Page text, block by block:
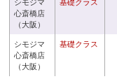
シモジマ
心斎橋店
（大阪）
基礎クラス
シモジマ
心斎橋店
（大阪）
基礎クラス